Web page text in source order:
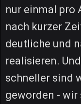
nur einmal pro
nach kurzer
deutliche und
realisieren.
schneller sind
geworden -